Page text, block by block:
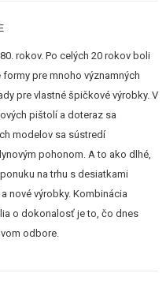
len samé superlatívy. Negatívom
rozmedzí 15-25 ° C) a nutost
sú pre rozmaznané majiteľa
hráčov, ktorí túžia posunúť
rokov. Po celých 20 rokov boli
pre mnoho významných
pre vlastné špičkové výrobky. V
pištolí a doteraz sa
modelov sa sústredí
pohonom. A to ako dlhé,
na trhu s desiatkami
nové výrobky. Kombinácia
o dokonalosť je to, čo dnes
odbore.